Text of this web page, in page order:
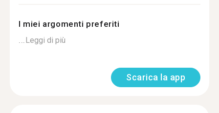
I miei argomenti preferiti
...Leggi di più
Scarica la app